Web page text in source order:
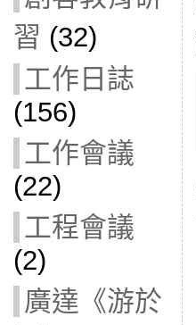
習 (32)
工作日誌
(156)
工作會議
(22)
工程會議
(2)
廣達《游於